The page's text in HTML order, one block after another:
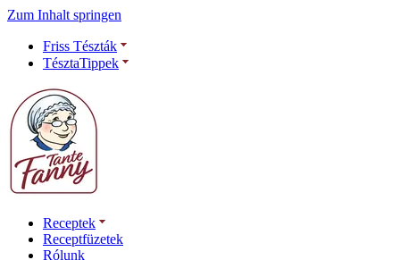
Zum Inhalt springen
Friss Tészták
TésztaTippek
Receptek
Receptfüzetek
Rólunk